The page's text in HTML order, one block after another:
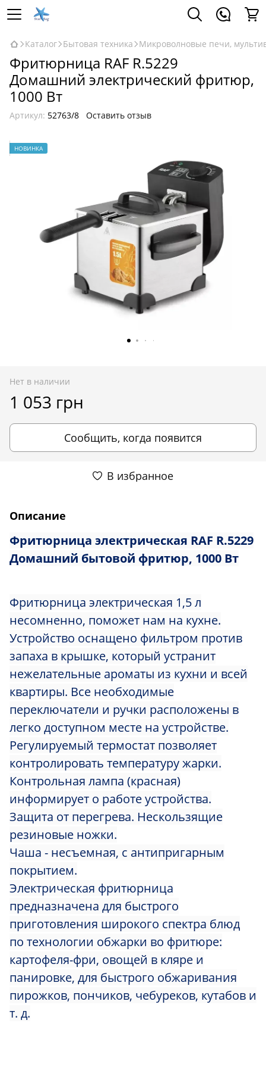
Каталог Бытовая техника Микроволновые печи,
Фритюрница RAF R.5229
Домашний электрический фритюр,
1000 Вт
Артикул: 52763/8 Оставить отзыв
НОВИНКА
Нет в наличии
1 053 грн
Сообщить, когда появится
В избранное
Описание
Фритюрница электрическая RAF R.5229
Домашний бытовой фритюр, 1000 Вт
Фритюрница электрическая 1,5 л
несомненно, поможет нам на кухне.
Устройство оснащено фильтром против
запаха в крышке, который устранит
нежелательные ароматы из кухни и всей
квартиры. Все необходимые
переключатели и ручки расположены в
легко доступном месте на устройстве.
Регулируемый термостат позволяет
контролировать температуру жарки.
Контрольная лампа (красная)
информирует о работе устройства.
Защита от перегрева. Нескользящие
резиновые ножки.
Чаша - несъемная, с антипригарным
покрытием.
Электрическая фритюрница
предназначена для быстрого
приготовления широкого спектра блюд
по технологии обжарки во фритюре:
картофеля-фри, овощей в кляре и
панировке, для быстрого обжаривания
пирожков, пончиков, чебуреков, кутабов и
т. д.